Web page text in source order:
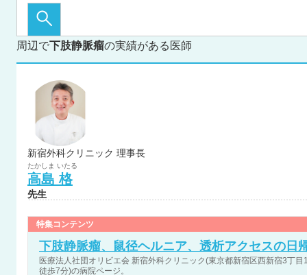
周辺で下肢静脈瘤の実績がある医師
新宿外科クリニック 理事長
たかしま いたる
高島 格
先生
特集コンテンツ
下肢静脈瘤、鼠径ヘルニア、透析アクセスの日
医療法人社団オリビエ会 新宿外科クリニック(東京都新宿区西新宿3丁
徒歩7分)の病院ページ。